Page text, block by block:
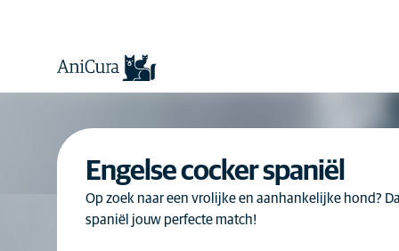
Engelse cocker spaniël
Op zoek naar een vrolijke en aanhankelijke hond?
spaniël jouw perfecte match!